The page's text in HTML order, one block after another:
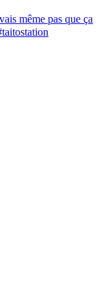
même pas que ça